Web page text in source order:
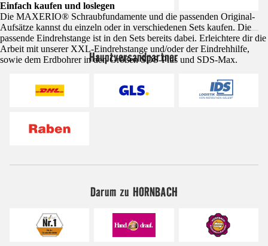
Einfach kaufen und loslegen
Die MAXERIO® Schraubfundamente und die passenden Original-
Aufsätze kannst du einzeln oder in verschiedenen Sets kaufen. Die
passende Eindrehstange ist in den Sets bereits dabei. Erleichtere dir die
Arbeit mit unserer XXL-Eindrehstange und/oder der Eindrehhilfe,
sowie dem Erdbohrer in den Größen SDS-Plus und SDS-Max.
Hauptversandpartner
Darum zu HORNBACH